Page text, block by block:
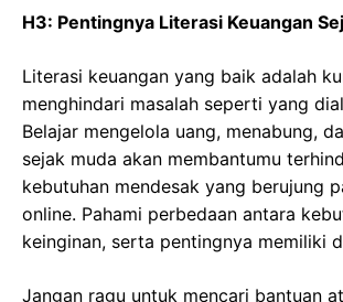
H3: Pentingnya Literasi Keuangan
Literasi keuangan yang baik adalah
menghindari masalah seperti yang
Belajar mengelola uang, menabung,
sejak muda akan membantumu
kebutuhan mendesak yang berujung
online. Pahami perbedaan antara
keinginan, serta pentingnya memiliki
Jangan ragu untuk mencari bantuan